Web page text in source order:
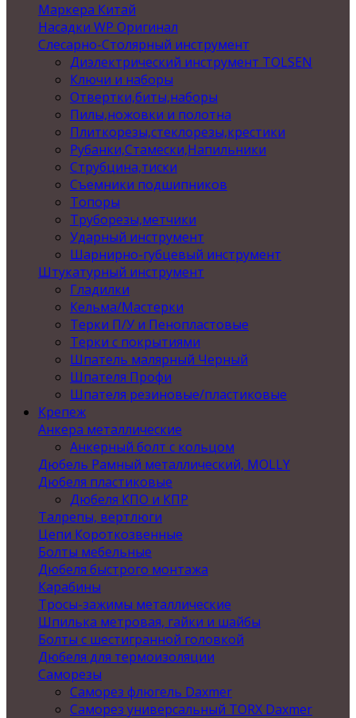
Маркера Китай
Насадки WP Оригинал
Слесарно-Столярный инструмент
Диэлектрический инструмент TOLSEN
Ключи и наборы
Отвертки,биты,наборы
Пилы,ножовки и полотна
Плиткорезы,стеклорезы,крестики
Рубанки,Стамески,Напильники
Струбцина,тиски
Съемники подшипников
Топоры
Труборезы,метчики
Ударный инструмент
Шарнирно-губцевый инструмент
Штукатурный инструмент
Гладилки
Кельма/Мастерки
Терки П/У и Пенопластовые
Терки с покрытиями
Шпатель малярный Черный
Шпателя Профи
Шпателя резиновые/пластиковые
Крепеж
Анкера металлические
Анкерный болт с кольцом
Дюбель Рамный металлический, MOLLY
Дюбеля пластиковые
Дюбеля КПО и КПР
Талрепы, вертлюги
Цепи Короткозвенные
Болты мебельные
Дюбеля быстрого монтажа
Карабины
Тросы-зажимы металлические
Шпилька метровая, гайки и шайбы
Болты с шестигранной головкой
Дюбеля для термоизоляции
Саморезы
Саморез флюгель Daxmer
Саморез универсальный TORX Daxmer